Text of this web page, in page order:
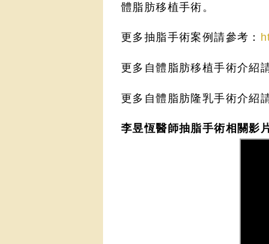
體脂肪移植手術。
更多抽脂手術案例請參考：
更多自體脂肪移植手術介紹
更多自體脂肪隆乳手術介紹
李昱恆醫師抽脂手術相關影